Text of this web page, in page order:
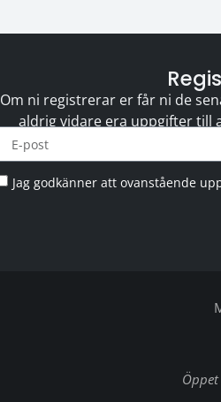
Om ni registrerar er får ni de
aldrig vidare era uppgifter till
Jag godkänner att ovanstående